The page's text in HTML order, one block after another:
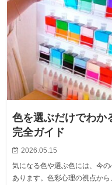
色を選ぶだけでわか
完全ガイド
2026.05.15
気になる色や選ぶ色には、今
あります。色彩心理の視点か